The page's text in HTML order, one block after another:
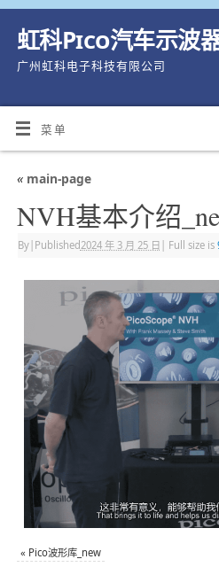
虹科Pico汽车示波
广州虹科电子科技有限公司
菜单
«main-page
NVH基本介绍
By| Published 2024 年 3 月 25 日 Full size is
« Pico波形库_new